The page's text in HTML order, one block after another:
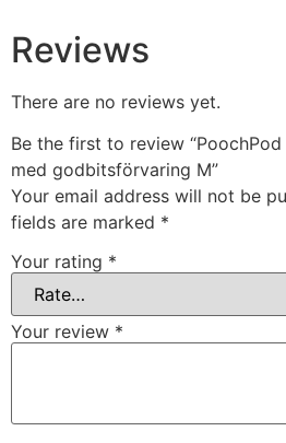
Reviews
There are no reviews yet.
Be the first to review
med godbitsförvaring M”
Your email address will not be
fields are marked *
Your rating *
Your review *